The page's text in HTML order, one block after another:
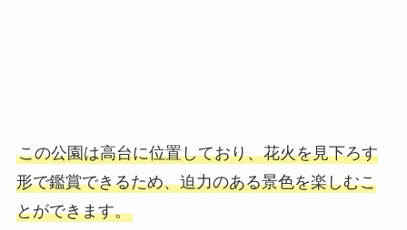
この公園は高台に位置しており、花火を見下ろす
形で鑑賞できるため、迫力のある景色を楽しむこ
とができます。